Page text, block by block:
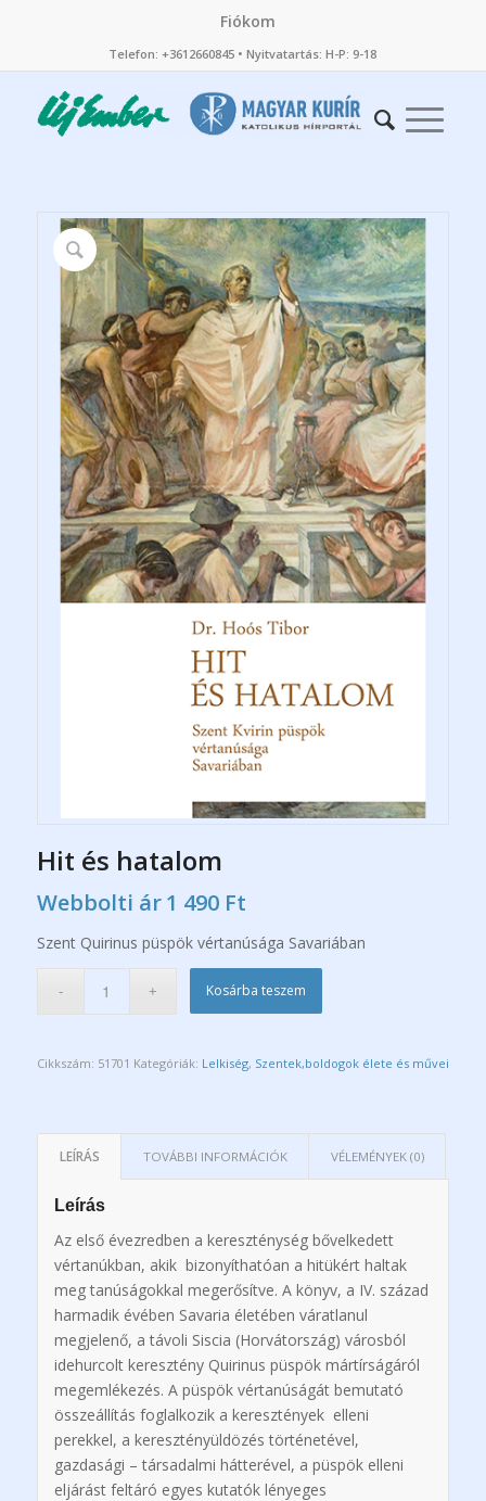
Fiókom
Telefon: +3612660845 • Nyitvatartás: H-P: 9-18
Hit és hatalom
Webbolti ár 1 490 Ft
Szent Quirinus püspök vértanúsága Savariában
Kosárba teszem
Cikkszám: 51701 Kategóriák: Lelkiség, Szentek,boldogok élete és művei
LEÍRÁS TOVÁBBI INFORMÁCIÓK VÉLEMÉNYEK (0)
Leírás
Az első évezredben a kereszténység bővelkedett
vértanúkban, akik bizonyíthatóan a hitükért haltak
meg tanúságokkal megerősítve. A könyv, a IV. század
harmadik évében Savaria életében váratlanul
megjelenő, a távoli Siscia (Horvátország) városból
idehurcolt keresztény Quirinus püspök mártírságáról
megemlékezés. A püspök vértanúságát bemutató
összeállítás foglalkozik a keresztények elleni
perekkel, a keresztényüldözés történetével,
gazdasági – társadalmi hátterével, a püspök elleni
eljárást feltáró egyes kutatók lényeges